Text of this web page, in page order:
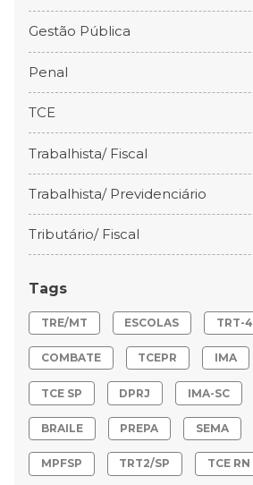
Gestão Pública
Penal
TCE
Trabalhista/ Fiscal
Trabalhista/ Previdenciário
Tributário/ Fiscal
Tags
TRE/MT ESCOLAS TRT-4
COMBATE TCEPR IMA
TCE SP DPRJ IMA-SC
BRAILE PREPA SEMA
MPFSP TRT2/SP TCE RN